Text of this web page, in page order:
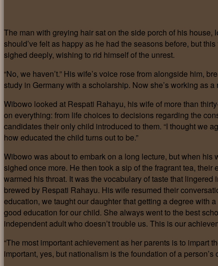
The man with greying hair sat on the side porch of his
should’ve felt as happy as he had the seasons before, but
sighed deeply, wishing to rid himself of the unrest.
“No, we haven’t.” His wife’s voice rose from alongside him,
study in Germany with a scholarship. Now she’s working as
Wibowo looked at Respati Rahayu, his wife of more than
on everything: from life choices to decisions regarding the
candidates their only child introduced to them. “I thought we
how educated the child turns out to be.”
Wibowo was about to embark on a long lecture, but when
sighed once more. He then took a sip of the fragrant tea,
warmed his throat. It was the vocabulary of taste that
brewed by Respati Rahayu. His wife resumed their
education, we taught our daughter that getting a degree with
good education for our child. She always went to the best
independent adult who doesn’t trouble us. This is our
“The most important achievement as her parents is to impart
important, yes, but nationalism is the foundation of a person’s